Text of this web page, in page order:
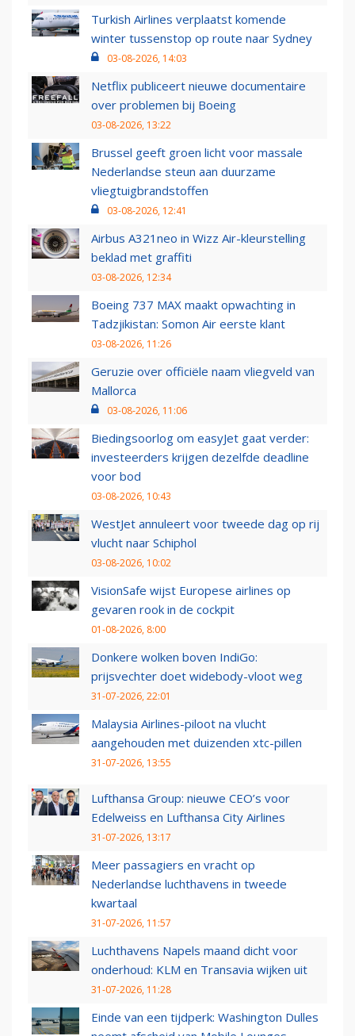
Turkish Airlines verplaatst komende
winter tussenstop op route naar Sydney
03-08-2026, 14:03
Netflix publiceert nieuwe documentaire
over problemen bij Boeing
03-08-2026, 13:22
Brussel geeft groen licht voor massale
Nederlandse steun aan duurzame
vliegtuigbrandstoffen
03-08-2026, 12:41
Airbus A321neo in Wizz Air-kleurstelling
beklad met graffiti
03-08-2026, 12:34
Boeing 737 MAX maakt opwachting in
Tadzjikistan: Somon Air eerste klant
03-08-2026, 11:26
Geruzie over officiële naam vliegveld van
Mallorca
03-08-2026, 11:06
Biedingsoorlog om easyJet gaat verder:
investeerders krijgen dezelfde deadline
voor bod
03-08-2026, 10:43
WestJet annuleert voor tweede dag op rij
vlucht naar Schiphol
03-08-2026, 10:02
VisionSafe wijst Europese airlines op
gevaren rook in de cockpit
01-08-2026, 8:00
Donkere wolken boven IndiGo:
prijsvechter doet widebody-vloot weg
31-07-2026, 22:01
Malaysia Airlines-piloot na vlucht
aangehouden met duizenden xtc-pillen
31-07-2026, 13:55
Lufthansa Group: nieuwe CEO’s voor
Edelweiss en Lufthansa City Airlines
31-07-2026, 13:17
Meer passagiers en vracht op
Nederlandse luchthavens in tweede
kwartaal
31-07-2026, 11:57
Luchthavens Napels maand dicht voor
onderhoud: KLM en Transavia wijken uit
31-07-2026, 11:28
Einde van een tijdperk: Washington Dulles